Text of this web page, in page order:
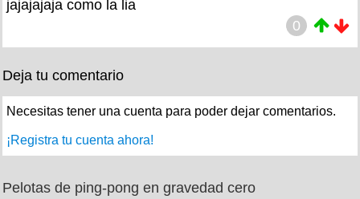
jajajajaja como la lia
0
Deja tu comentario
Necesitas tener una cuenta para poder dejar comentarios.
¡Registra tu cuenta ahora!
Pelotas de ping-pong en gravedad cero